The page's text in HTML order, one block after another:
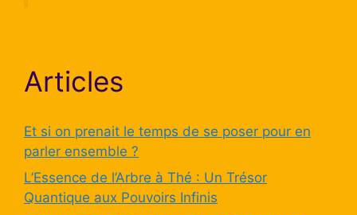
Articles
Et si on prenait le temps de se poser pour en
parler ensemble ?
L’Essence de l’Arbre à Thé : Un Trésor
Quantique aux Pouvoirs Infinis